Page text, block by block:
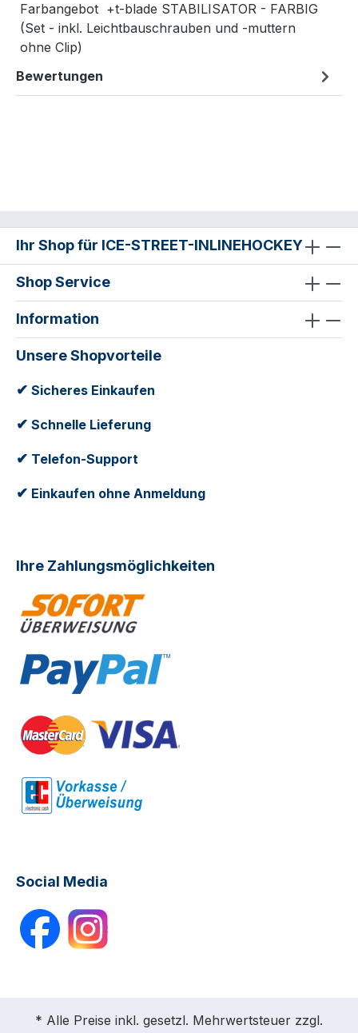
Farbangebot +t-blade STABILISATOR - FARBIG
(Set - inkl. Leichtbauschrauben und -muttern
ohne Clip)
Bewertungen
Ihr Shop für ICE-STREET-INLINEHOCKEY
Shop Service
Information
Unsere Shopvorteile
✔ Sicheres Einkaufen
✔ Schnelle Lieferung
✔ Telefon-Support
✔ Einkaufen ohne Anmeldung
Ihre Zahlungsmöglichkeiten
Social Media
* Alle Preise inkl. gesetzl. Mehrwertsteuer zzgl.